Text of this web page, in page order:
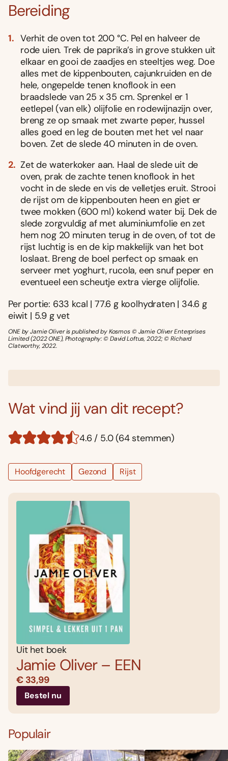
Bereiding
Verhit de oven tot 200 °C. Pel en halveer de
rode uien. Trek de paprika’s in grove stukken uit
elkaar en gooi de zaadjes en steeltjes weg. Doe
alles met de kippenbouten, cajunkruiden en de
hele, ongepelde tenen knoflook in een
braadslede van 25 x 35 cm. Sprenkel er 1
eetlepel (van elk) olijfolie en rodewijnazijn over,
breng ze op smaak met zwarte peper, hussel
alles goed en leg de bouten met het vel naar
boven. Zet de slede 40 minuten in de oven.
Zet de waterkoker aan. Haal de slede uit de
oven, prak de zachte tenen knoflook in het
vocht in de slede en vis de velletjes eruit. Strooi
de rijst om de kippenbouten heen en giet er
twee mokken (600 ml) kokend water bij. Dek de
slede zorgvuldig af met aluminiumfolie en zet
hem nog 20 minuten terug in de oven, of tot de
rijst luchtig is en de kip makkelijk van het bot
loslaat. Breng de boel perfect op smaak en
serveer met yoghurt, rucola, een snuf peper en
eventueel een scheutje extra vierge olijfolie.
Per portie: 633 kcal | 77.6 g koolhydraten | 34.6 g
eiwit | 5.9 g vet
ONE by Jamie Oliver is published by Kosmos © Jamie Oliver Enterprises
Limited (2022 ONE), Photography: © David Loftus, 2022; © Richard
Clatworthy, 2022.
Wat vind jij van dit recept?
4.6 / 5.0 (64 stemmen)
Hoofdgerecht Gezond Rijst
Uit het boek
Jamie Oliver – EEN
€ 33,99
Bestel nu
Populair